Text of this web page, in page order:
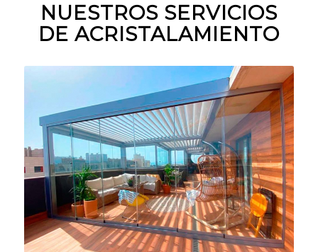
NUESTROS SERVICIOS
DE ACRISTALAMIENTO